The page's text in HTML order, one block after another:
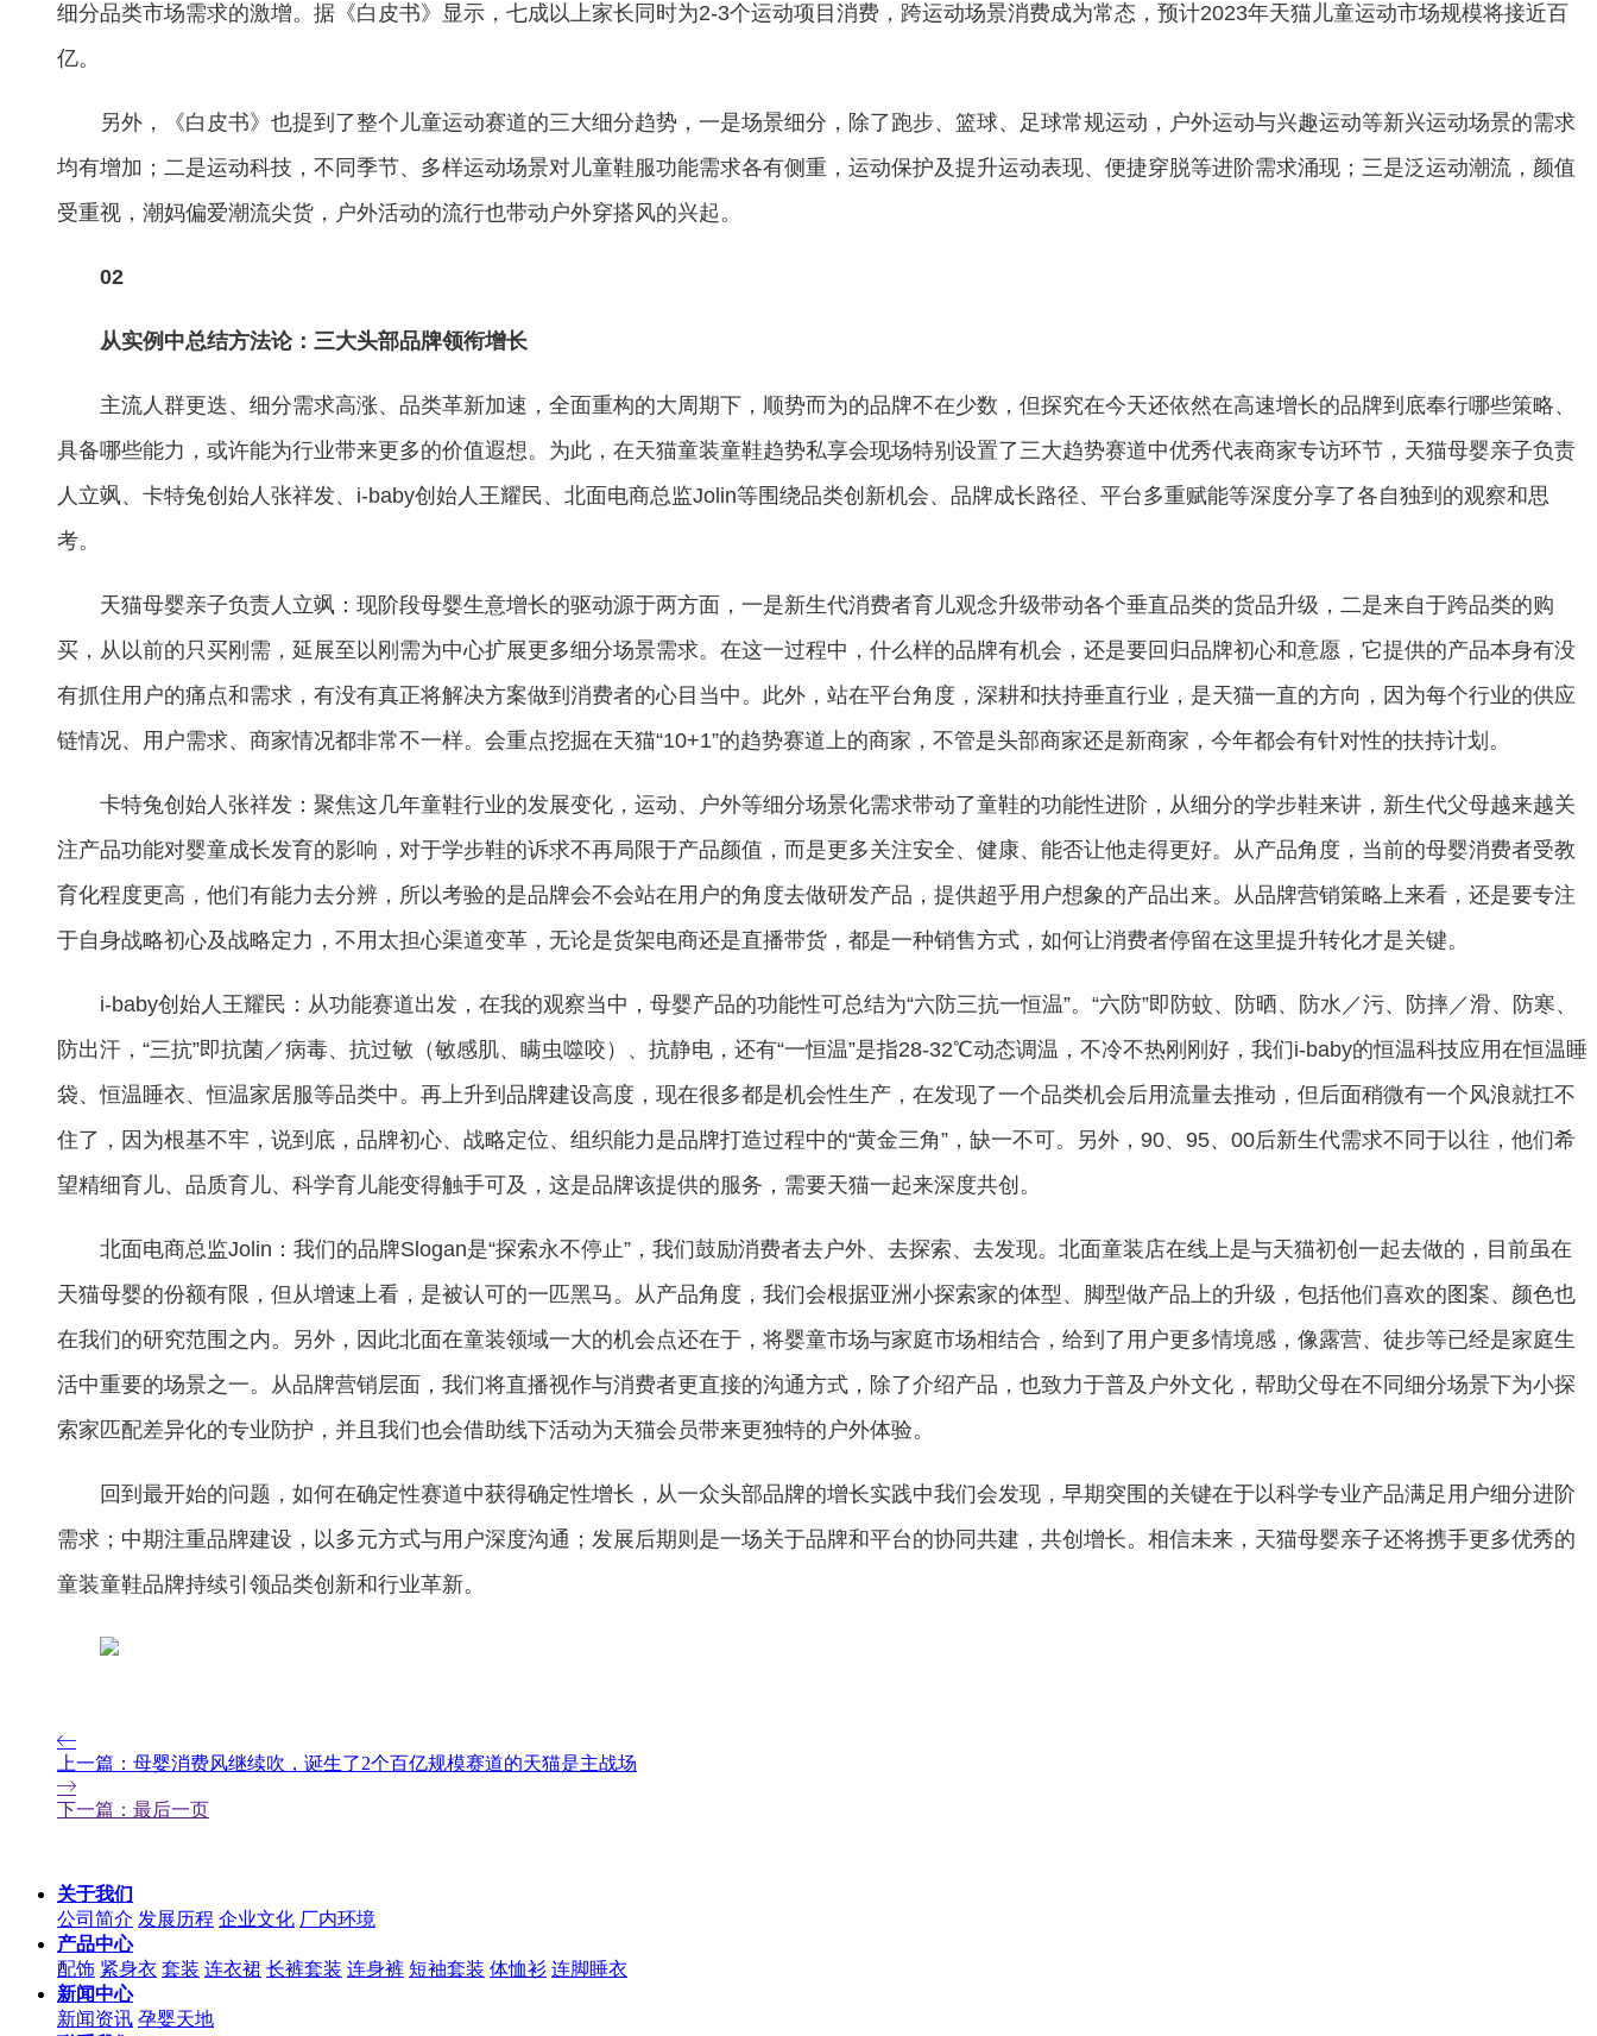
细分品类市场需求的激增。据《白皮书》显示，七成以上家长同时为2-3个运动项目消费，跨运动场景消费成为常态，预计2023年天猫儿童运动市场规模将接近百
亿。
另外，《白皮书》也提到了整个儿童运动赛道的三大细分趋势，一是场景细分，除了跑步、篮球、足球常规运动，户外运动与兴趣运动等新兴运动场景的需求
均有增加；二是运动科技，不同季节、多样运动场景对儿童鞋服功能需求各有侧重，运动保护及提升运动表现、便捷穿脱等进阶需求涌现；三是泛运动潮流，颜值
受重视，潮妈偏爱潮流尖货，户外活动的流行也带动户外穿搭风的兴起。
02
从实例中总结方法论：三大头部品牌领衔增长
主流人群更迭、细分需求高涨、品类革新加速，全面重构的大周期下，顺势而为的品牌不在少数，但探究在今天还依然在高速增长的品牌到底奉行哪些策略、
具备哪些能力，或许能为行业带来更多的价值遐想。为此，在天猫童装童鞋趋势私享会现场特别设置了三大趋势赛道中优秀代表商家专访环节，天猫母婴亲子负责
人立飒、卡特兔创始人张祥发、i-baby创始人王耀民、北面电商总监Jolin等围绕品类创新机会、品牌成长路径、平台多重赋能等深度分享了各自独到的观察和思
考。
天猫母婴亲子负责人立飒：现阶段母婴生意增长的驱动源于两方面，一是新生代消费者育儿观念升级带动各个垂直品类的货品升级，二是来自于跨品类的购
买，从以前的只买刚需，延展至以刚需为中心扩展更多细分场景需求。在这一过程中，什么样的品牌有机会，还是要回归品牌初心和意愿，它提供的产品本身有没
有抓住用户的痛点和需求，有没有真正将解决方案做到消费者的心目当中。此外，站在平台角度，深耕和扶持垂直行业，是天猫一直的方向，因为每个行业的供应
链情况、用户需求、商家情况都非常不一样。会重点挖掘在天猫“10+1”的趋势赛道上的商家，不管是头部商家还是新商家，今年都会有针对性的扶持计划。
卡特兔创始人张祥发：聚焦这几年童鞋行业的发展变化，运动、户外等细分场景化需求带动了童鞋的功能性进阶，从细分的学步鞋来讲，新生代父母越来越关
注产品功能对婴童成长发育的影响，对于学步鞋的诉求不再局限于产品颜值，而是更多关注安全、健康、能否让他走得更好。从产品角度，当前的母婴消费者受教
育化程度更高，他们有能力去分辨，所以考验的是品牌会不会站在用户的角度去做研发产品，提供超乎用户想象的产品出来。从品牌营销策略上来看，还是要专注
于自身战略初心及战略定力，不用太担心渠道变革，无论是货架电商还是直播带货，都是一种销售方式，如何让消费者停留在这里提升转化才是关键。
i-baby创始人王耀民：从功能赛道出发，在我的观察当中，母婴产品的功能性可总结为“六防三抗一恒温”。“六防”即防蚊、防晒、防水／污、防摔／滑、防寒、
防出汗，“三抗”即抗菌／病毒、抗过敏（敏感肌、瞒虫噬咬）、抗静电，还有“一恒温”是指28-32℃动态调温，不冷不热刚刚好，我们i-baby的恒温科技应用在恒温睡
袋、恒温睡衣、恒温家居服等品类中。再上升到品牌建设高度，现在很多都是机会性生产，在发现了一个品类机会后用流量去推动，但后面稍微有一个风浪就扛不
住了，因为根基不牢，说到底，品牌初心、战略定位、组织能力是品牌打造过程中的“黄金三角”，缺一不可。另外，90、95、00后新生代需求不同于以往，他们希
望精细育儿、品质育儿、科学育儿能变得触手可及，这是品牌该提供的服务，需要天猫一起来深度共创。
北面电商总监Jolin：我们的品牌Slogan是“探索永不停止”，我们鼓励消费者去户外、去探索、去发现。北面童装店在线上是与天猫初创一起去做的，目前虽在
天猫母婴的份额有限，但从增速上看，是被认可的一匹黑马。从产品角度，我们会根据亚洲小探索家的体型、脚型做产品上的升级，包括他们喜欢的图案、颜色也
在我们的研究范围之内。另外，因此北面在童装领域一大的机会点还在于，将婴童市场与家庭市场相结合，给到了用户更多情境感，像露营、徒步等已经是家庭生
活中重要的场景之一。从品牌营销层面，我们将直播视作与消费者更直接的沟通方式，除了介绍产品，也致力于普及户外文化，帮助父母在不同细分场景下为小探
索家匹配差异化的专业防护，并且我们也会借助线下活动为天猫会员带来更独特的户外体验。
回到最开始的问题，如何在确定性赛道中获得确定性增长，从一众头部品牌的增长实践中我们会发现，早期突围的关键在于以科学专业产品满足用户细分进阶
需求；中期注重品牌建设，以多元方式与用户深度沟通；发展后期则是一场关于品牌和平台的协同共建，共创增长。相信未来，天猫母婴亲子还将携手更多优秀的
童装童鞋品牌持续引领品类创新和行业革新。
上一篇：母婴消费风继续吹，诞生了2个百亿规模赛道的天猫是主战场
下一篇：最后一页
关于我们
公司简介 发展历程 企业文化 厂内环境
产品中心
配饰 紧身衣 套装 连衣裙 长裤套装 连身裤 短袖套装 体恤衫 连脚睡衣
新闻中心
新闻资讯 孕婴天地